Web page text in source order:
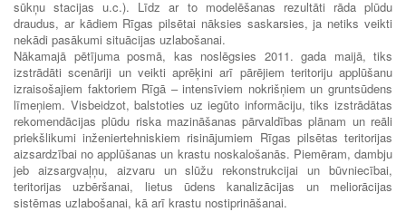
sūkņu stacijas u.c.). Līdz ar to modelēšanas rezultāti rāda plūdu
draudus, ar kādiem Rīgas pilsētai nāksies saskarsies, ja netiks veikti
nekādi pasākumi situācijas uzlabošanai.
Nākamajā pētījuma posmā, kas noslēgsies 2011. gada maijā, tiks
izstrādāti scenāriji un veikti aprēķini arī pārējiem teritoriju applūšanu
izraisošajiem faktoriem Rīgā – intensīviem nokrišņiem un gruntsūdens
līmeņiem. Visbeidzot, balstoties uz iegūto informāciju, tiks izstrādātas
rekomendācijas plūdu riska mazināšanas pārvaldības plānam un reāli
priekšlikumi inženiertehniskiem risinājumiem Rīgas pilsētas teritorijas
aizsardzībai no applūšanas un krastu noskalošanās. Piemēram, dambju
jeb aizsargvaļņu, aizvaru un slūžu rekonstrukcijai un būvniecībai,
teritorijas uzbēršanai, lietus ūdens kanalizācijas un meliorācijas
sistēmas uzlabošanai, kā arī krastu nostiprināšanai.